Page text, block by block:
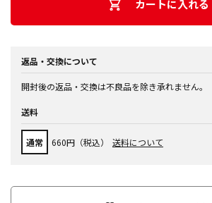
カートに入れる
返品・交換について
開封後の返品・交換は不良品を除き承れません。
送料
通常 660円（税込） 送料について